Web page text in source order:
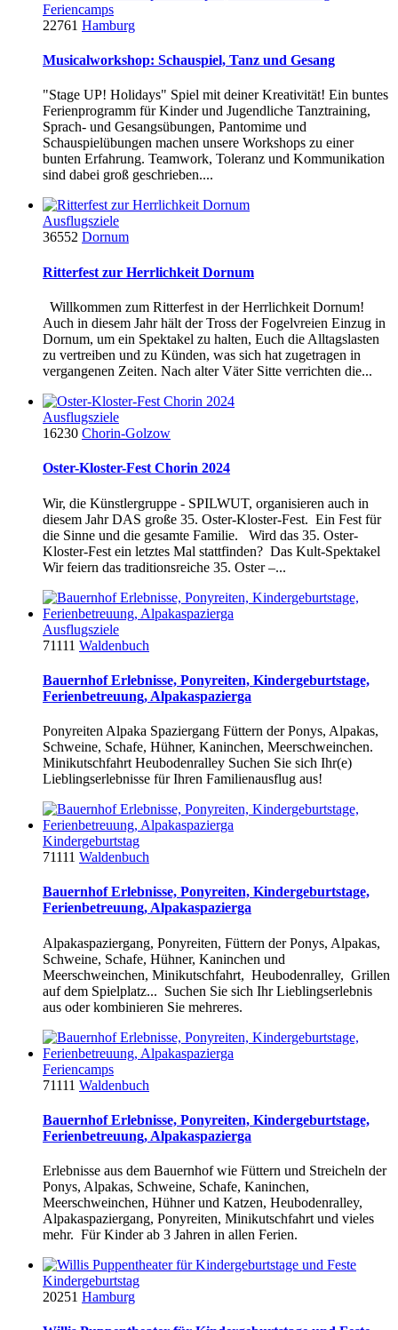
Feriencamps
22761 Hamburg
Musicalworkshop: Schauspiel, Tanz und Gesang
"Stage UP! Holidays" Spiel mit deiner Kreativität! Ein buntes
Ferienprogramm für Kinder und Jugendliche Tanztraining,
Sprach- und Gesangsübungen, Pantomime und
Schauspielübungen machen unsere Workshops zu einer
bunten Erfahrung. Teamwork, Toleranz und Kommunikation
sind dabei groß geschrieben....
Ausflugsziele
36552 Dornum
Ritterfest zur Herrlichkeit Dornum
Willkommen zum Ritterfest in der Herrlichkeit Dornum!
Auch in diesem Jahr hält der Tross der Fogelvreien Einzug in
Dornum, um ein Spektakel zu halten, Euch die Alltagslasten
zu vertreiben und zu Künden, was sich hat zugetragen in
vergangenen Zeiten. Nach alter Väter Sitte verrichten die...
Ausflugsziele
16230 Chorin-Golzow
Oster-Kloster-Fest Chorin 2024
Wir, die Künstlergruppe - SPILWUT, organisieren auch in
diesem Jahr DAS große 35. Oster-Kloster-Fest. Ein Fest für
die Sinne und die gesamte Familie. Wird das 35. Oster-
Kloster-Fest ein letztes Mal stattfinden? Das Kult-Spektakel
Wir feiern das traditionsreiche 35. Oster –...
Ausflugsziele
71111 Waldenbuch
Bauernhof Erlebnisse, Ponyreiten, Kindergeburtstage,
Ferienbetreuung, Alpakaspazierga
Ponyreiten Alpaka Spaziergang Füttern der Ponys, Alpakas,
Schweine, Schafe, Hühner, Kaninchen, Meerschweinchen.
Minikutschfahrt Heubodenralley Suchen Sie sich Ihr(e)
Lieblingserlebnisse für Ihren Familienausflug aus!
Kindergeburtstag
71111 Waldenbuch
Bauernhof Erlebnisse, Ponyreiten, Kindergeburtstage,
Ferienbetreuung, Alpakaspazierga
Alpakaspaziergang, Ponyreiten, Füttern der Ponys, Alpakas,
Schweine, Schafe, Hühner, Kaninchen und
Meerschweinchen, Minikutschfahrt, Heubodenralley, Grillen
auf dem Spielplatz... Suchen Sie sich Ihr Lieblingserlebnis
aus oder kombinieren Sie mehreres.
Feriencamps
71111 Waldenbuch
Bauernhof Erlebnisse, Ponyreiten, Kindergeburtstage,
Ferienbetreuung, Alpakaspazierga
Erlebnisse aus dem Bauernhof wie Füttern und Streicheln der
Ponys, Alpakas, Schweine, Schafe, Kaninchen,
Meerschweinchen, Hühner und Katzen, Heubodenralley,
Alpakaspaziergang, Ponyreiten, Minikutschfahrt und vieles
mehr. Für Kinder ab 3 Jahren in allen Ferien.
Kindergeburtstag
20251 Hamburg